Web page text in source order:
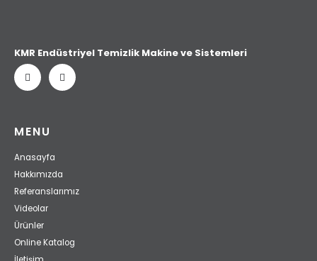
KMR Endüstriyel Temizlik Makine ve Sistemleri
MENU
Anasayfa
Hakkımızda
Referanslarımız
Videolar
Ürünler
Online Katalog